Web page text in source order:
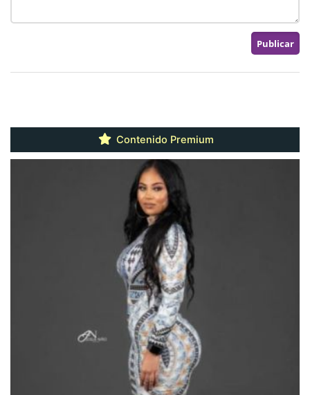
Contenido Premium